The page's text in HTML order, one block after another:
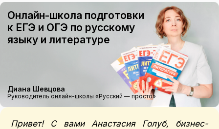
Онлайн-школа подготовки
к ЕГЭ и ОГЭ по русскому
языку и литературе
Диана Шевцова
Руководитель онлайн-школы «Русский — просто»
Привет! С вами Анастасия Голуб, бизнес-